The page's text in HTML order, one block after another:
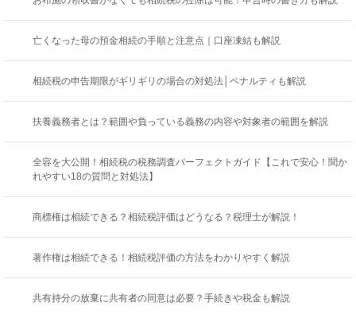
亡くなった母の預金相続の手順と注意点｜口座凍結も解説
相続税の申告期限がギリギリの場合の対処法│ペナルティも解説
扶養義務者とは？範囲や負っている義務の内容や対象者の範囲を解説
全容を大公開！相続税の税務調査パーフェクトガイド【これで安心！聞か
れやすい18の質問と対処法】
商標権は相続できる？相続税評価はどうなる？税理士が解説！
著作権は相続できる！相続税評価の方法をわかりやすく解説
共有持分の放棄に共有者の同意は必要？手続きや税金も解説